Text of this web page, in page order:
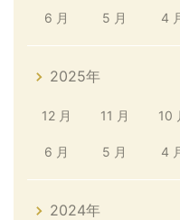
6 月 5 月 4
2025年
12 月 11 月 10
6 月 5 月 4
2024年